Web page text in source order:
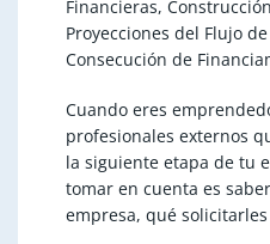
Financieras,
Proyecciones del Flujo
Consecución de
Cuando eres
profesionales externos
la siguiente etapa de tu
tomar en cuenta es
empresa, qué